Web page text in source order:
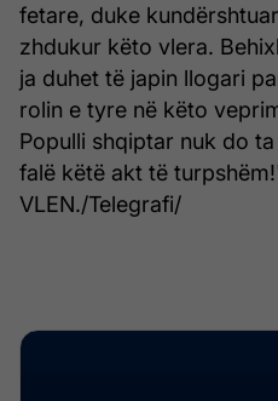
fetare, duke
zhdukur këto vlera.
ja duhet të japin llogari
rolin e tyre në këto
Populli shqiptar nuk do
falë këtë akt të
VLEN./Telegrafi/